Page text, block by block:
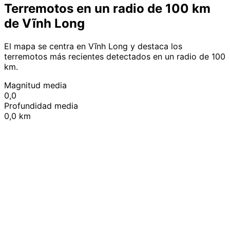
Terremotos en un radio de 100 km
de Vĩnh Long
El mapa se centra en Vĩnh Long y destaca los
terremotos más recientes detectados en un radio de 100
km.
Magnitud media
0,0
Profundidad media
0,0 km